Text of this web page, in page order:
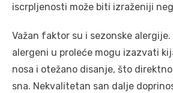
iscrpljenosti može biti izraženiji
Važan faktor su i sezonske
alergeni u proleće mogu izazvati
nosa i otežano disanje, što
sna. Nekvalitetan san dalje